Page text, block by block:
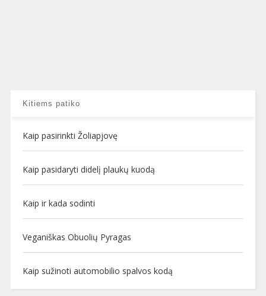
Kitiems patiko
Kaip pasirinkti Žoliapjovę
Kaip pasidaryti didelį plaukų kuodą
Kaip ir kada sodinti
Veganiškas Obuolių Pyragas
Kaip sužinoti automobilio spalvos kodą